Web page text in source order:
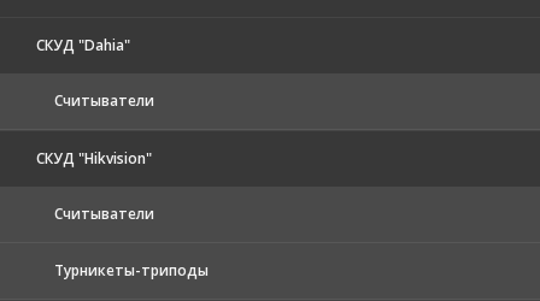
СКУД "Dahia"
Считыватели
СКУД "Hikvision"
Считыватели
Турникеты-триподы